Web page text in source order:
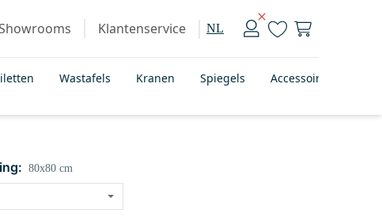
Klantenservice NL
Wastafels Kranen Spiegels Accessoires
80x80 cm